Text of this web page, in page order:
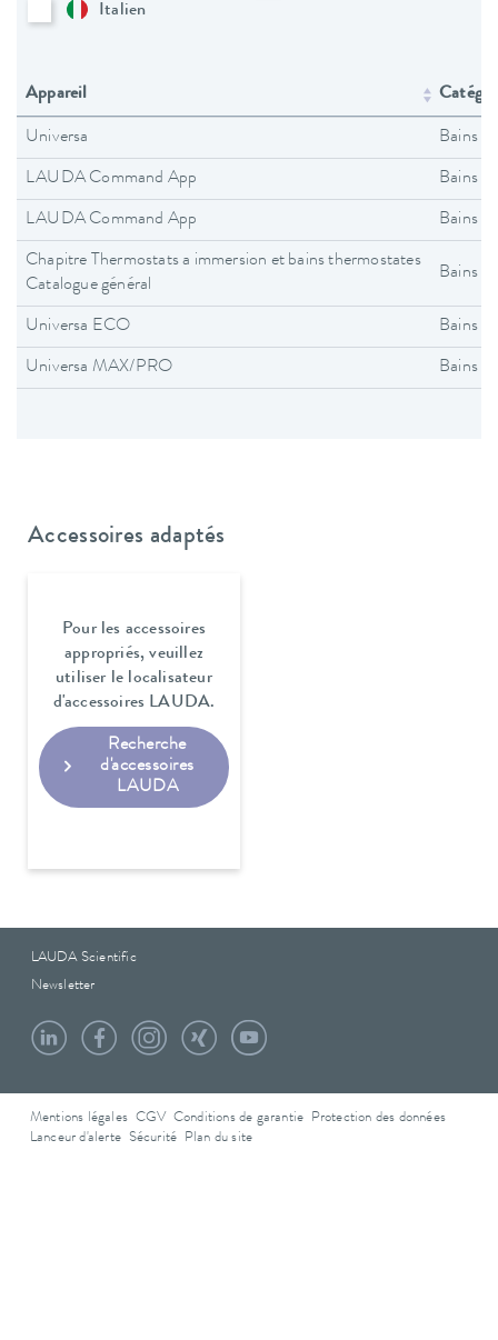
Italien
Appareil
Universa Bains
LAUDA Command App Bains
LAUDA Command App Bains
Chapitre Thermostats a immersion et bains thermostates
Catalogue général
Bains
Universa ECO Bains
Universa MAX/PRO Bains
Accessoires adaptés
Pour les accessoires
appropriés, veuillez
utiliser le localisateur
d'accessoires LAUDA.
Recherche
d'accessoires
LAUDA
LAUDA Scientific
Newsletter
Mentions légales CGV Conditions de garantie
Protection des données
Lanceur d'alerte Sécurité Plan du site